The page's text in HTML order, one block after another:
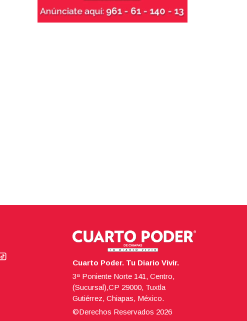
Cuarto Poder. Tu Diario Vivir.
3ª Poniente Norte 141, Centro,
(Sucursal),CP 29000, Tuxtla
Gutiérrez, Chiapas, México.
©Derechos Reservados 2026